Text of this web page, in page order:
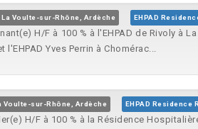
La Voulte-sur-Rhône, Ardèche EHPAD
H/F à 100 % à l'EHPAD de Rivoly à
l'EHPAD Yves Perrin à Chomérac...
Voulte-sur-Rhône, Ardèche EHPAD Residence
H/F à 100 % à la Résidence